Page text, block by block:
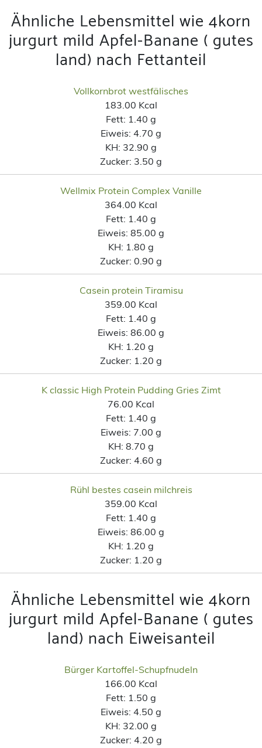
Ähnliche Lebensmittel wie 4korn
jurgurt mild Apfel-Banane ( gutes
land) nach Fettanteil
Vollkornbrot westfälisches
183.00 Kcal
Fett: 1.40 g
Eiweis: 4.70 g
KH: 32.90 g
Zucker: 3.50 g
Wellmix Protein Complex Vanille
364.00 Kcal
Fett: 1.40 g
Eiweis: 85.00 g
KH: 1.80 g
Zucker: 0.90 g
Casein protein Tiramisu
359.00 Kcal
Fett: 1.40 g
Eiweis: 86.00 g
KH: 1.20 g
Zucker: 1.20 g
K classic High Protein Pudding Gries Zimt
76.00 Kcal
Fett: 1.40 g
Eiweis: 7.00 g
KH: 8.70 g
Zucker: 4.60 g
Rühl bestes casein milchreis
359.00 Kcal
Fett: 1.40 g
Eiweis: 86.00 g
KH: 1.20 g
Zucker: 1.20 g
Ähnliche Lebensmittel wie 4korn
jurgurt mild Apfel-Banane ( gutes
land) nach Eiweisanteil
Bürger Kartoffel-Schupfnudeln
166.00 Kcal
Fett: 1.50 g
Eiweis: 4.50 g
KH: 32.00 g
Zucker: 4.20 g